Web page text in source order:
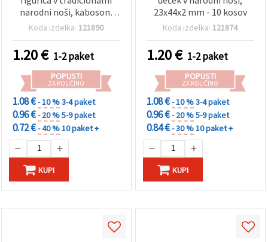
narodni noši, kaboson,
22x42x2 mm - 10 kosov
Koda izdelka: 121890
1.20€ 1-2 paket
POPUSTI
ZA KOLIČINO
1.08 €- 10 %3-4 paket
0.96 €- 20 %5-9 paket
0.72 €- 40 %10 paket +
KUPI
23x44x2 mm - 10 kosov
Koda izdelka: 121874
1.20€ 1-2 paket
POPUSTI
ZA KOLIČINO
1.08 €- 10 %3-4 paket
0.96 €- 20 %5-9 paket
0.84 €- 30 %10 paket +
KUPI